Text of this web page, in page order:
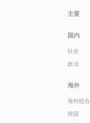
主要
国内
社会
政治
海外
海外総合
韓国